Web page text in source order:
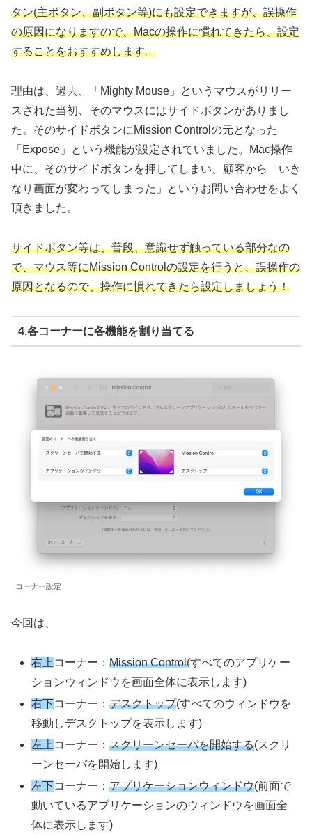
タン(主ボタン、副ボタン等)にも設定できますが、誤操作
の原因になりますので、Macの操作に慣れてきたら、設定
することをおすすめします。
理由は、過去、「Mighty Mouse」というマウスがリリー
スされた当初、そのマウスにはサイドボタンがありまし
た。そのサイドボタンにMission Controlの元となった
「Expose」という機能が設定されていました。Mac操作
中に、そのサイドボタンを押してしまい、顧客から「いき
なり画面が変わってしまった」というお問い合わせをよく
頂きました。
サイドボタン等は、普段、意識せず触っている部分なの
で、マウス等にMission Controlの設定を行うと、誤操作の
原因となるので、操作に慣れてきたら設定しましょう！
4.各コーナーに各機能を割り当てる
コーナー設定
今回は、
右上 コーナー：Mission Control(すべてのアプリケー
ションウィンドウを画面全体に表示します)
右下コーナー：デスクトップ(すべてのウィンドウを
移動しデスクトップを表示します)
左上 コーナー：スクリーンセーバを開始する(スクリ
ーンセーバを開始します)
左下コーナー：アプリケーションウィンドウ(前面で
動いているアプリケーションのウィンドウを画面全
体に表示します)